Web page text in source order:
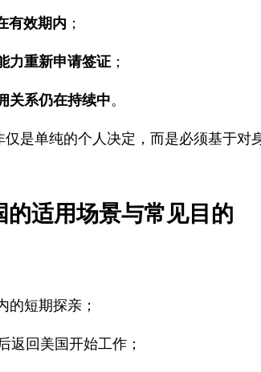
有效期内 ；
力重新申请签证 ；
关系仍在持续中。
仅是单纯的个人决定，而是必须基于对
适用场景与常见目的
的短期探亲；
返回美国开始工作；